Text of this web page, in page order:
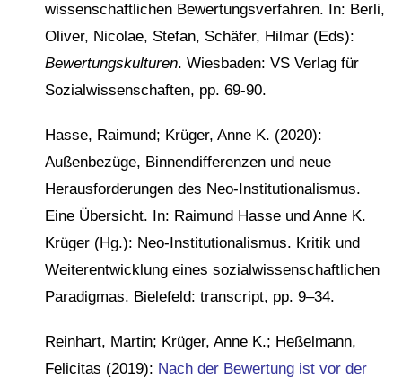
wissenschaftlichen Bewertungsverfahren. In: Berli,
Oliver, Nicolae, Stefan, Schäfer, Hilmar (Eds):
Bewertungskulturen. Wiesbaden: VS Verlag für
Sozialwissenschaften, pp. 69-90.
Hasse, Raimund; Krüger, Anne K. (2020):
Außenbezüge, Binnendifferenzen und neue
Herausforderungen des Neo-Institutionalismus.
Eine Übersicht. In: Raimund Hasse und Anne K.
Krüger (Hg.): Neo-Institutionalismus. Kritik und
Weiterentwicklung eines sozialwissenschaftlichen
Paradigmas. Bielefeld: transcript, pp. 9–34.
Reinhart, Martin; Krüger, Anne K.; Heßelmann,
Felicitas (2019): Nach der Bewertung ist vor der